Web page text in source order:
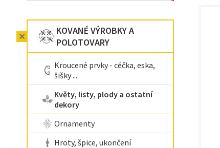
KOVANÉ VÝROBKY A
POLOTOVARY
Kroucené prvky - céčka, eska,
šišky ...
Květy, listy, plody a ostatní
dekory
Ornamenty
Hroty, špice, ukončení